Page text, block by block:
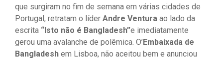
que surgiram no fim de semana em várias cidades de
Portugal, retratam o líder Andre Ventura ao lado da
escrita “Isto não é Bangladesh”e imediatamente
gerou uma avalanche de polêmica. O’Embaixada de
Bangladesh em Lisboa, não aceitou bem e anunciou